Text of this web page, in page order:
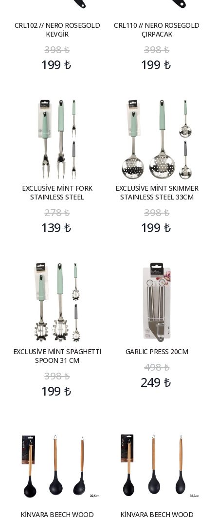
CRL102 // NERO ROSEGOLD
KEVGİR
398₺
199₺
CRL110 // NERO ROSEGOLD
ÇIRPACAK
398₺
199 ₺
EXCLUSİVE MİNT FORK
STAINLESS STEEL
278₺
139₺
EXCLUSİVE MİNT SKIMMER
STAINLESS STEEL 33CM
398₺
199 ₺
EXCLUSİVE MİNT SPAGHETTI
SPOON 31 CM
398₺
199₺
GARLIC PRESS 20CM
498₺
249 ₺
KİNVARA BEECH WOOD KİNVARA BEECH WOOD